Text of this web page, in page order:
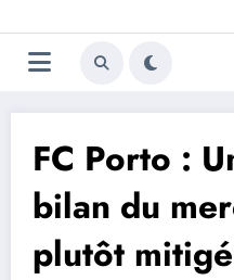
au
contenu
FC Porto :
bilan du
plutôt mitigé